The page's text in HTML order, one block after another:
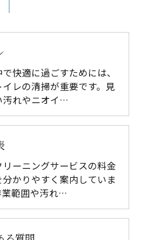
快適に過ごすためには、
イレの清掃が重要です。見
汚れやニオイ…
リーニングサービスの料金
分かりやすく案内していま
業範囲や汚れ…